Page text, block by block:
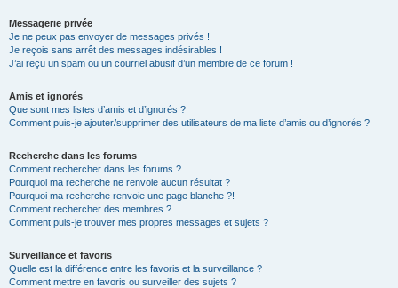
Messagerie privée
Je ne peux pas envoyer de messages privés !
Je reçois sans arrêt des messages indésirables !
J’ai reçu un spam ou un courriel abusif d’un membre de ce forum !
Amis et ignorés
Que sont mes listes d’amis et d’ignorés ?
Comment puis-je ajouter/supprimer des utilisateurs de ma liste d’amis ou d’ignorés ?
Recherche dans les forums
Comment rechercher dans les forums ?
Pourquoi ma recherche ne renvoie aucun résultat ?
Pourquoi ma recherche renvoie une page blanche ?!
Comment rechercher des membres ?
Comment puis-je trouver mes propres messages et sujets ?
Surveillance et favoris
Quelle est la différence entre les favoris et la surveillance ?
Comment mettre en favoris ou surveiller des sujets ?